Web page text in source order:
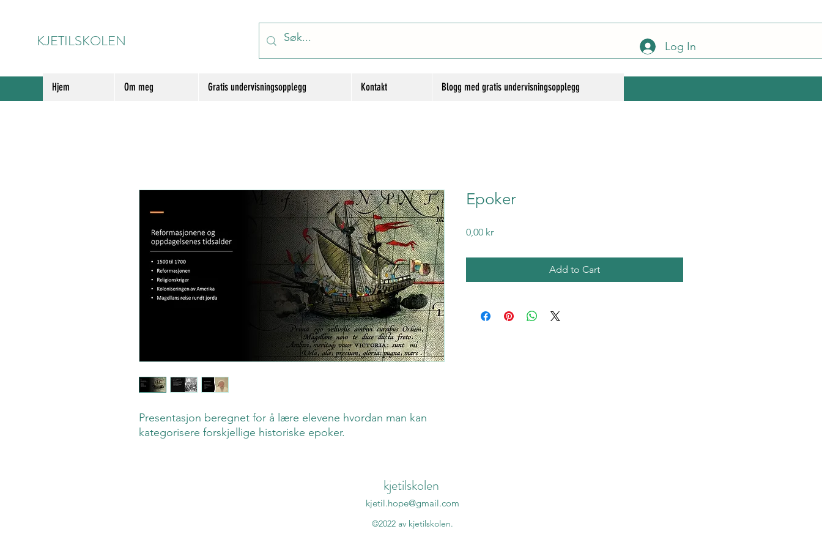
KJETILSKOLEN Log In
Hjem Om meg Gratis undervisningsopplegg Kontakt Blogg med gratis undervisningsopplegg
Presentasjon beregnet for å lære elevene hvordan man kan
kategorisere forskjellige historiske epoker.
Epoker
0,00 krPrice
Add to Cart
kjetilskolen
kjetil.hope@gmail.com
©2022 av kjetilskolen.